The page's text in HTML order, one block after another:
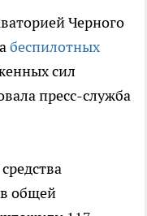
Черного
беспилотных
сил
пресс-служба
общей